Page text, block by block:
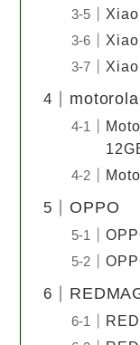
motorola
OPPO